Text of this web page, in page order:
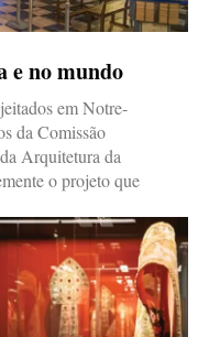
e no mundo
em Notre-
da Comissão
Arquitetura da
o projeto que